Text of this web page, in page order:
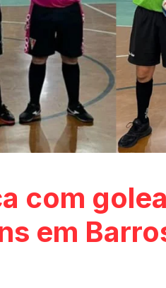
com
em